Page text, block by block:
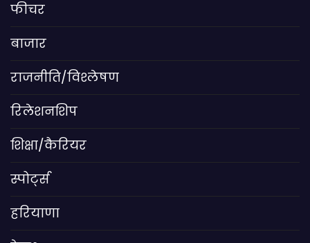
फीचर
बाजार
राजनीति/विश्लेषण
रिलेशनशिप
शिक्षा/कैरियर
स्पोर्ट्स
हरियाणा